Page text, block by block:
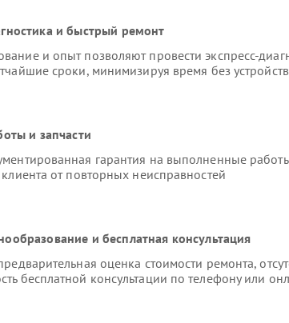
и быстрый ремонт
и опыт позволяют провести экспресс-
сроки, минимизируя время без
и запчасти
гарантия на выполненные
от повторных неисправностей
и бесплатная консультация
оценка стоимости ремонта,
бесплатной консультации по телефону или